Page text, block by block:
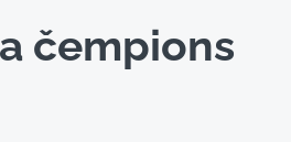
čempions